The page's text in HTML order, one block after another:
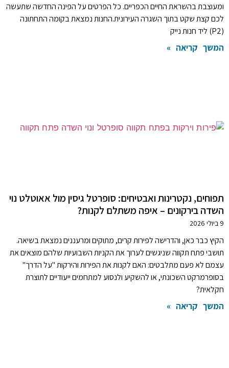
ומעוצבת בהשראת החיים הכפריים. כל הפרטים על הפינה החדשה שתעשה
לכם קצת שקט בתוך השגרה העירונית.החנות נמצאת בקומה התחתונה
(P2) ליד חנות נייק
המשך קריאה »
תפוחים, נקטרינות ואבטיחים: סופרטל גיסין מול אאוטלט נוי
השדה בירקונים – איפה משתלם לקנות?
9 ביולי 2026
הקיץ כבר כאן, והדרישה לפירות קרים, מתוקים ומרעננים נמצאת בשיאה.
תושבי פתח תקווה שניגשים לערוך את הקניות השבועיות שלהם מוצאים את
עצמם לא פעם מתלבטים: האם לקנות את הפירות והירקות "על הדרך"
בסופרמרקט השכונתי, או להשקיע ולנסוע למתחמים ייעודיים לתוצרת
חקלאית?
המשך קריאה »